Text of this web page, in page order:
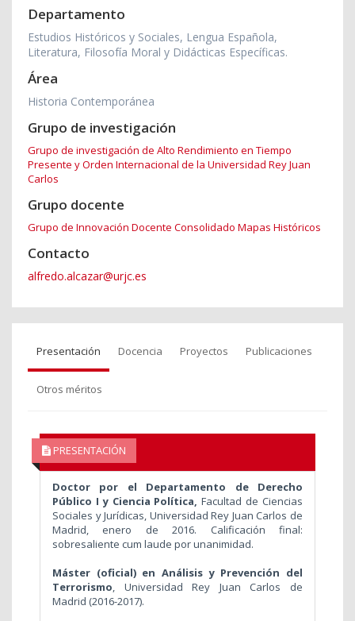
Departamento
Estudios Históricos y Sociales, Lengua Española,
Literatura, Filosofía Moral y Didácticas Específicas.
Área
Historia Contemporánea
Grupo de investigación
Grupo de investigación de Alto Rendimiento en Tiempo
Presente y Orden Internacional de la Universidad Rey Juan
Carlos
Grupo docente
Grupo de Innovación Docente Consolidado Mapas Históricos
Contacto
alfredo.alcazar@urjc.es
Presentación Docencia Proyectos Publicaciones
Otros méritos
PRESENTACIÓN
Doctor por el Departamento de Derecho
Público I y Ciencia Política,Facultad de Ciencias
Sociales y Jurídicas, Universidad Rey Juan Carlos de
Madrid, enero de 2016. Calificación final:
sobresaliente cum laude por unanimidad.
Máster (oficial) en Análisis y Prevención del
Terrorismo, Universidad Rey Juan Carlos de
Madrid (2016-2017).